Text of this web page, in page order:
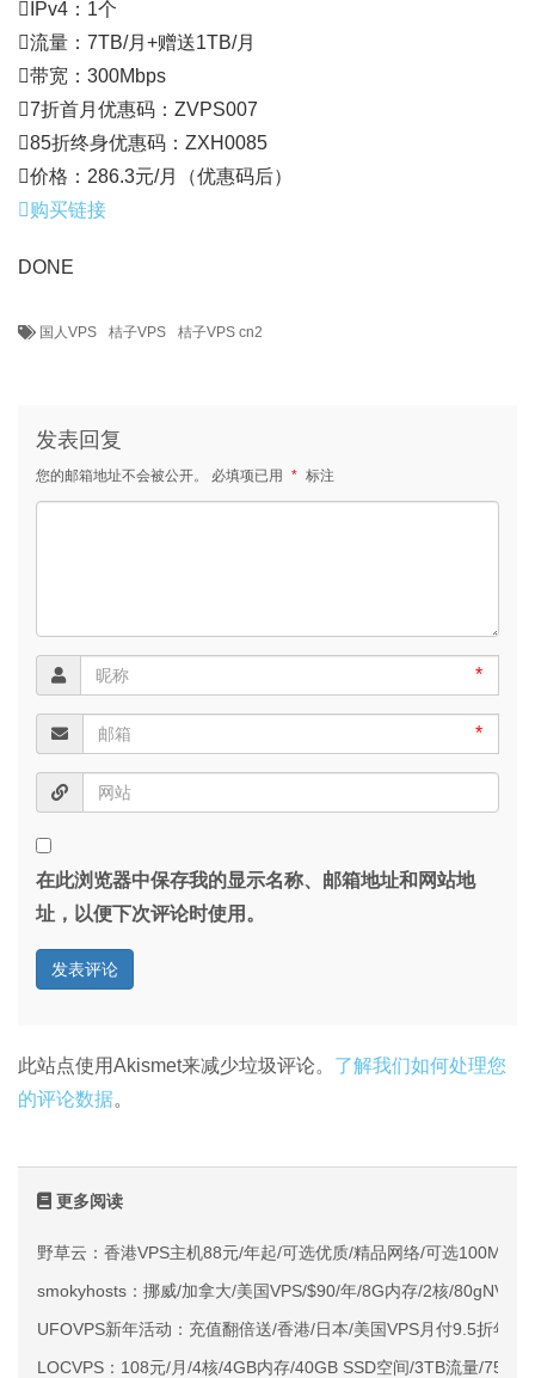
IPv4：1个
流量：7TB/月+赠送1TB/月
带宽：300Mbps
7折首月优惠码：ZVPS007
85折终身优惠码：ZXH0085
价格：286.3元/月（优惠码后）
购买链接
DONE
国人VPS 桔子VPS 桔子VPS cn2
发表回复
您的邮箱地址不会被公开。 必填项已用 * 标注
*
*
在此浏览器中保存我的显示名称、邮箱地址和网站地
址，以便下次评论时使用。
此站点使用Akismet来减少垃圾评论。 了解我们如何处理您
的评论数据。
更多阅读
野草云：香港VPS主机88元/年起/可选优质/精品网络/可选100M不
smokyhosts：挪威/加拿大/美国VPS/$90/年/8G内存/2核/
UFOVPS新年活动：充值翻倍送/香港/日本/美国VPS月付9.5折年
LOCVPS：108元/月/4核/4GB内存/40GB SSD空间/3TB流量/